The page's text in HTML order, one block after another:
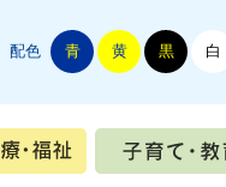
配色 青 黄 黒 白
続き 健康・医療・